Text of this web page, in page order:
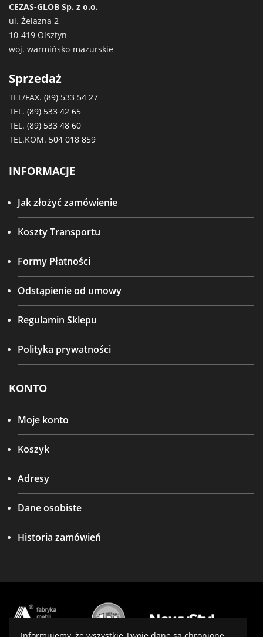
CEZAS-GLOB Sp. z o.o.
ul. Żelazna 2
10-419 Olsztyn
woj. warmińsko-mazurskie
Sprzedaż
TEL/FAX. (89) 533 54 27
TEL. (89) 533 42 65
TEL. (89) 533 48 60
TEL.KOM. 504 018 859
INFORMACJE
Jak złożyć zamówienie
Koszty Transportu
Formy Płatności
Odstąpienie od umowy
Regulamin Sklepu
Polityka prywatności
KONTO
Moje konto
Koszyk
Adresy
Dane osobiste
Historia zamówień